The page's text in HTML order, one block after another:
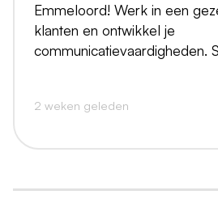
Emmeloord! Werk in een
klanten en ontwikkel je
communicatievaardigheden.
2 weken geleden